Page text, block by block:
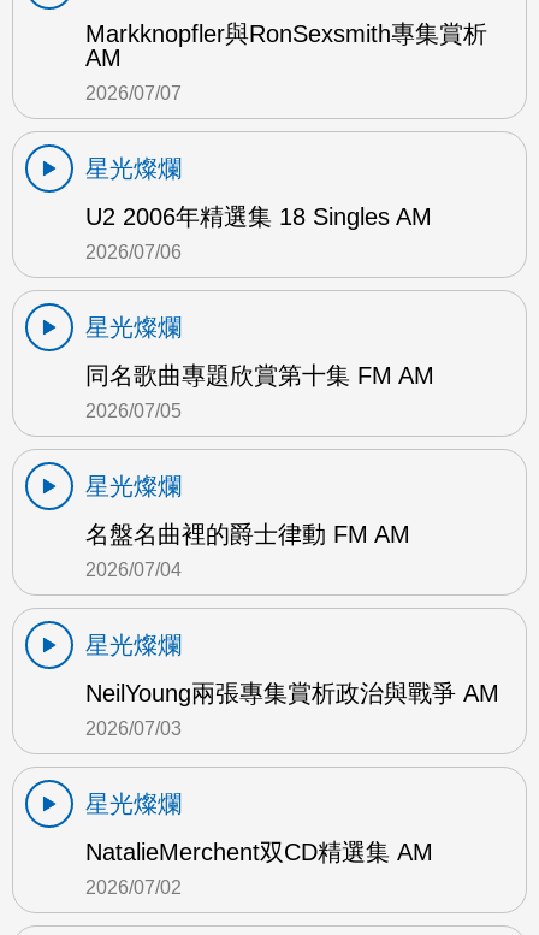
Markknopfler與RonSexsmith專集賞析
AM
2026/07/07
星光燦爛
U2 2006年精選集 18 Singles AM
2026/07/06
星光燦爛
同名歌曲專題欣賞第十集 FM AM
2026/07/05
星光燦爛
名盤名曲裡的爵士律動 FM AM
2026/07/04
星光燦爛
NeilYoung兩張專集賞析政治與戰爭 AM
2026/07/03
星光燦爛
NatalieMerchent双CD精選集 AM
2026/07/02